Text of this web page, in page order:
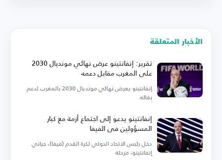
الأخبار المتعلقة
تقرير: إنفانتينو عرض نهائي مونديال 2030
على المغرب مقابل دعمه
إنفانتينو يعرض نهائي مونديال 2030 بالمغرب لدعم
بقائه.
إنفانتينو يدعو إلى اجتماع أزمة مع كبار
المسؤولين في الفيفا
دخل رئيس الاتحاد الدولي لكرة القدم (فيفا)، جياني
إنفانتينو، مرحلة